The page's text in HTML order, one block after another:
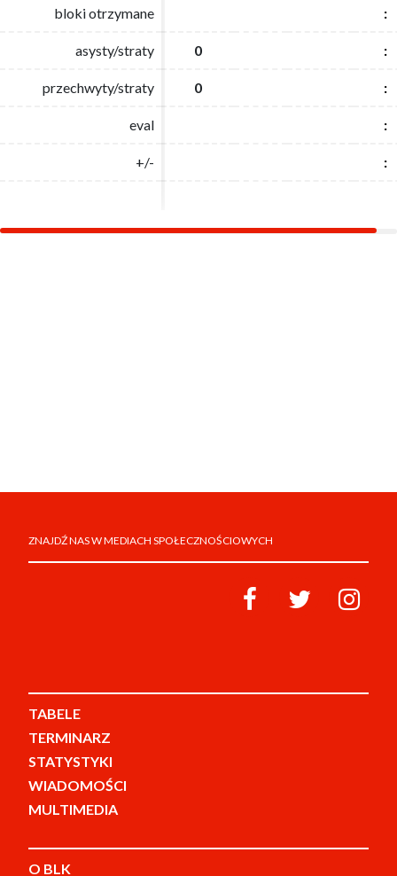
bloki otrzymane :
asysty/straty 0 :
przechwyty/straty 0 :
eval :
+/- :
bloki otrzymane :
asysty/straty 0 :
przechwyty/straty 0 :
eval :
+/- :
ZNAJDŹ NAS W MEDIACH SPOŁECZNOŚCIOWYCH
TABELE
TERMINARZ
STATYSTYKI
WIADOMOŚCI
MULTIMEDIA
O BLK